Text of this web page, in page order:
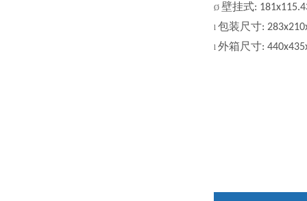
Ø 壁挂式:
l 包装尺寸:
l 外箱尺寸: